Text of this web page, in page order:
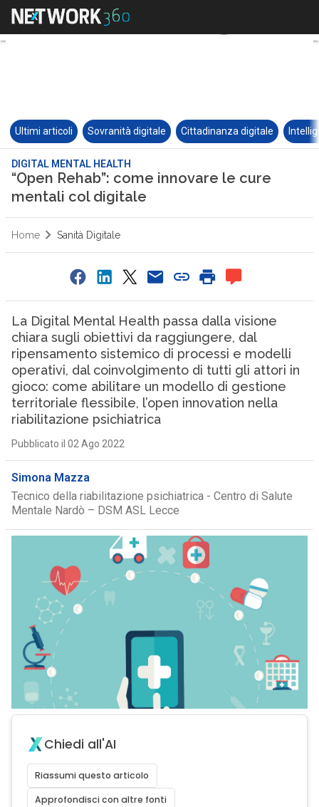
Ultimi articoli Sovranità digitale Cittadinanza digitale
DIGITAL MENTAL HEALTH
“Open Rehab”: come innovare le cure
mentali col digitale
Home Sanità Digitale
La Digital Mental Health passa dalla visione
chiara sugli obiettivi da raggiungere, dal
ripensamento sistemico di processi e modelli
operativi, dal coinvolgimento di tutti gli attori in
gioco: come abilitare un modello di gestione
territoriale flessibile, l’open innovation nella
riabilitazione psichiatrica
Pubblicato il 02 Ago 2022
Simona Mazza
Tecnico della riabilitazione psichiatrica - Centro di Salute
Mentale Nardò – DSM ASL Lecce
Chiedi all'AI
Riassumi questo articolo
Approfondisci con altre fonti